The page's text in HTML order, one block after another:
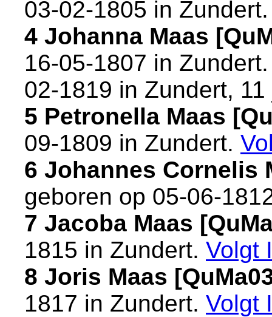
03-02-1805 in Zundert
4 Johanna Maas
16-05-1807 in Zundert
02-1819 in Zundert,
5 Petronella Maas
09-1809 in Zundert.
6 Johannes Cornelis
geboren op 05-06-
7 Jacoba Maas
1815 in Zundert. Volgt
8 Joris Maas
1817 in Zundert. Volgt